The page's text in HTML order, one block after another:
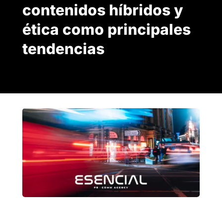
contenidos híbridos y
ética como principales
tendencias